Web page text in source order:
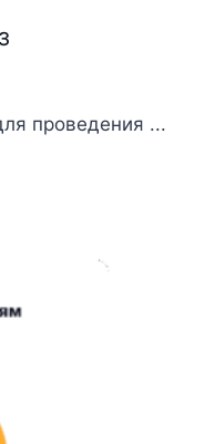
проведения ...